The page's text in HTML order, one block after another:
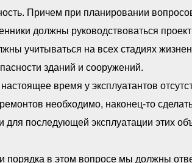
Причем при планировании
должны руководствоваться
учитываться на всех стадиях
зданий и сооружений.
время у эксплуатантов
необходимо, наконец-то
для последующей эксплуатации этих
в этом вопросе мы должны